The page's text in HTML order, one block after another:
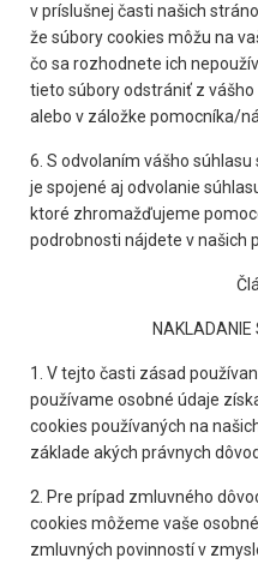
v príslušnej časti našich
že súbory cookies môžu na
čo sa rozhodnete ich
tieto súbory odstrániť z
alebo v záložke pomocníka/
6. S odvolaním vášho
je spojené aj odvolanie
ktoré zhromažďujeme
podrobnosti nájdete v našich
NAKLADANIE
1. V tejto časti zásad
používame osobné údaje
cookies používaných na
základe akých právnych
2. Pre prípad zmluvného
cookies môžeme vaše
zmluvných povinností v